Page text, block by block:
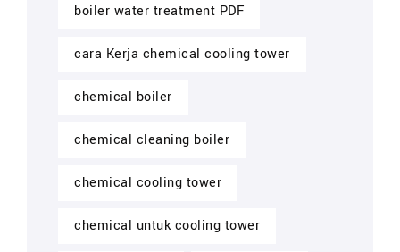
boiler water treatment PDF
cara Kerja chemical cooling tower
chemical boiler
chemical cleaning boiler
chemical cooling tower
chemical untuk cooling tower